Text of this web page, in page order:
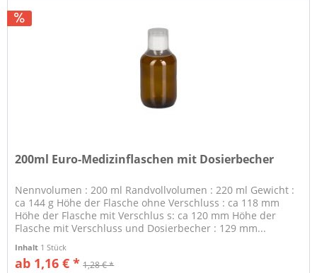
200ml Euro-Medizinflaschen mit Dosierbecher
Nennvolumen : 200 ml Randvollvolumen : 220 ml Gewicht :
ca 144 g Höhe der Flasche ohne Verschluss : ca 118 mm
Höhe der Flasche mit Verschlus s: ca 120 mm Höhe der
Flasche mit Verschluss und Dosierbecher : 129 mm...
Inhalt 1 Stück
ab 1,16 € * 1,28 € *